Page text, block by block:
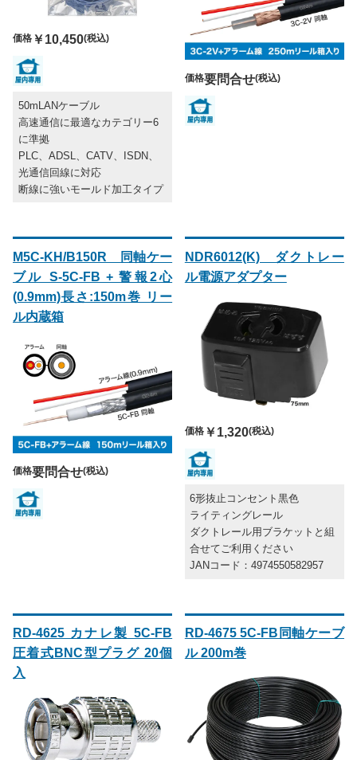
価格 ￥10,450(税込)
50mLANケーブル
高速通信に最適なカテゴリー6
に準拠
PLC、ADSL、CATV、ISDN、
光通信回線に対応
断線に強いモールド加工タイプ
価格要問合せ(税込)
M5C-KH/B150R 同軸ケー
ブル S-5C-FB + 警報2心
(0.9mm)長さ:150m巻 リー
ル内蔵箱
価格要問合せ(税込)
NDR6012(K) ダクトレー
ル電源アダプター
価格￥1,320(税込)
6形抜止コンセント黒色
ライティングレール
ダクトレール用ブラケットと組
合せてご利用ください
JANコード：4974550582957
RD-4625 カナレ製 5C-FB
圧着式BNC型プラグ 20個
入
RD-4675 5C-FB同軸ケーブ
ル 200m巻